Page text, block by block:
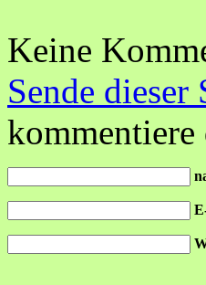
Keine
Sende dieser
kommentiere